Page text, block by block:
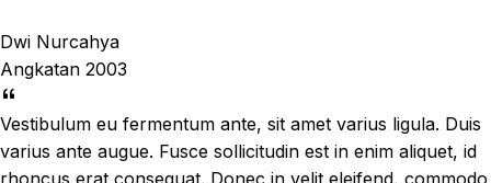
Dwi Nurcahya
Angkatan 2003
Vestibulum eu fermentum ante, sit amet varius ligula. Duis
varius ante augue. Fusce sollicitudin est in enim aliquet, id
rhoncus erat consequat. Donec in velit eleifend, commodo